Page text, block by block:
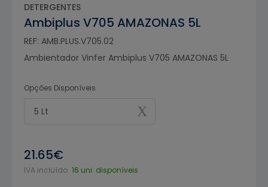
DETERGENTES
Ambiplus V705 AMAZONAS 5L
REF: AMB.PLUS.V705.02
Ambientador Vinfer Ambiplus V705 AMAZONAS 5L
Opções Disponíveis
5 Lt
21.65€
IVA incluído. 16 uni. disponíveis